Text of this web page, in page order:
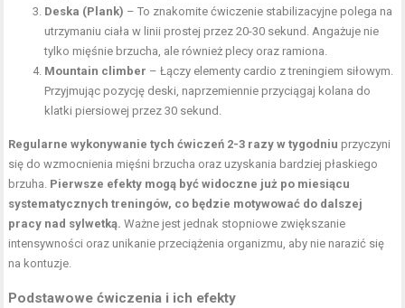
Deska (Plank) – To znakomite ćwiczenie stabilizacyjne polega na
utrzymaniu ciała w linii prostej przez 20-30 sekund. Angażuje nie
tylko mięśnie brzucha, ale również plecy oraz ramiona.
Mountain climber – Łączy elementy cardio z treningiem siłowym.
Przyjmując pozycję deski, naprzemiennie przyciągaj kolana do
klatki piersiowej przez 30 sekund.
Regularne wykonywanie tych ćwiczeń 2-3 razy w tygodniu przyczyni
się do wzmocnienia mięśni brzucha oraz uzyskania bardziej płaskiego
brzuha. Pierwsze efekty mogą być widoczne już po miesiącu
systematycznych treningów, co będzie motywować do dalszej
pracy nad sylwetką. Ważne jest jednak stopniowe zwiększanie
intensywności oraz unikanie przeciążenia organizmu, aby nie narazić się
na kontuzje.
Podstawowe ćwiczenia i ich efekty